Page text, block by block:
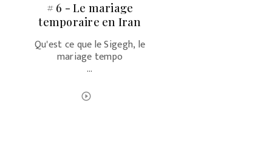
# 6 - Le mariage
temporaire en Iran
Qu'est ce que le Sigegh, le
mariage tempo
…
play_circle_outline